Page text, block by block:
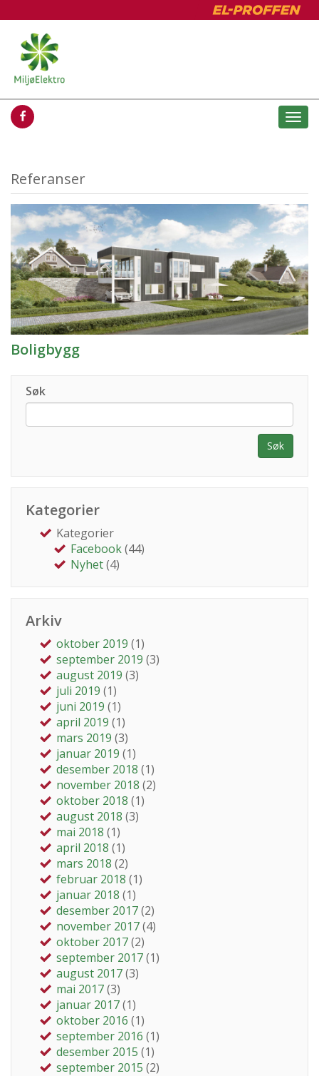
Referanser
Boligbygg
Søk
Søk
Kategorier
Kategorier
Facebook(44)
Nyhet(4)
Arkiv
oktober 2019 (1)
september 2019 (3)
august 2019 (3)
juli 2019 (1)
juni 2019 (1)
april 2019 (1)
mars 2019 (3)
januar 2019 (1)
desember 2018 (1)
november 2018 (2)
oktober 2018 (1)
august 2018 (3)
mai 2018 (1)
april 2018 (1)
mars 2018 (2)
februar 2018 (1)
januar 2018 (1)
desember 2017(2)
november 2017(4)
oktober 2017(2)
september 2017(1)
august 2017(3)
mai 2017(3)
januar 2017(1)
oktober 2016 (1)
september 2016 (1)
desember 2015 (1)
september 2015 (2)